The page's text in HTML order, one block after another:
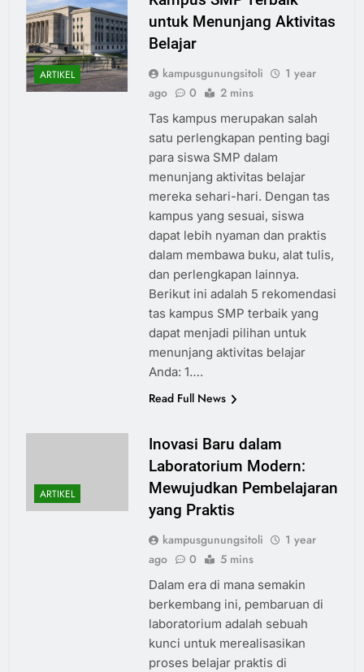
ARTIKEL
untuk Menunjang Aktivitas
Belajar
kampusgunungsitoli
1 year
ago
0 2 mins
Tas kampus merupakan salah
satu perlengkapan penting bagi
para siswa SMP dalam
menunjang aktivitas belajar
mereka sehari-hari. Dengan tas
kampus yang sesuai, siswa
dapat lebih nyaman dan praktis
dalam membawa buku, alat tulis,
dan perlengkapan lainnya.
Berikut ini adalah 5 rekomendasi
tas kampus SMP terbaik yang
dapat menjadi pilihan untuk
menunjang aktivitas belajar
Anda: 1….
Read Full News
ARTIKEL
Inovasi Baru dalam
Laboratorium Modern:
Mewujudkan Pembelajaran
yang Praktis
kampusgunungsitoli
1 year
ago
0 5 mins
Dalam era di mana semakin
berkembang ini, pembaruan di
laboratorium adalah sebuah
kunci untuk merealisasikan
proses belajar praktis di